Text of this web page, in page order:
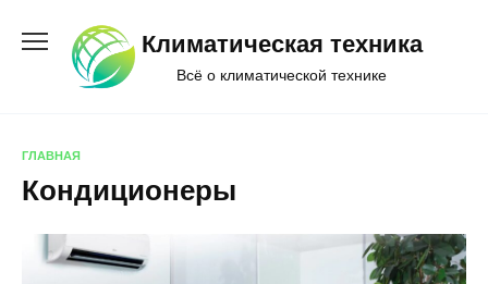
содержанию
Климатическая техника
Всё о климатической технике
ГЛАВНАЯ
Кондиционеры